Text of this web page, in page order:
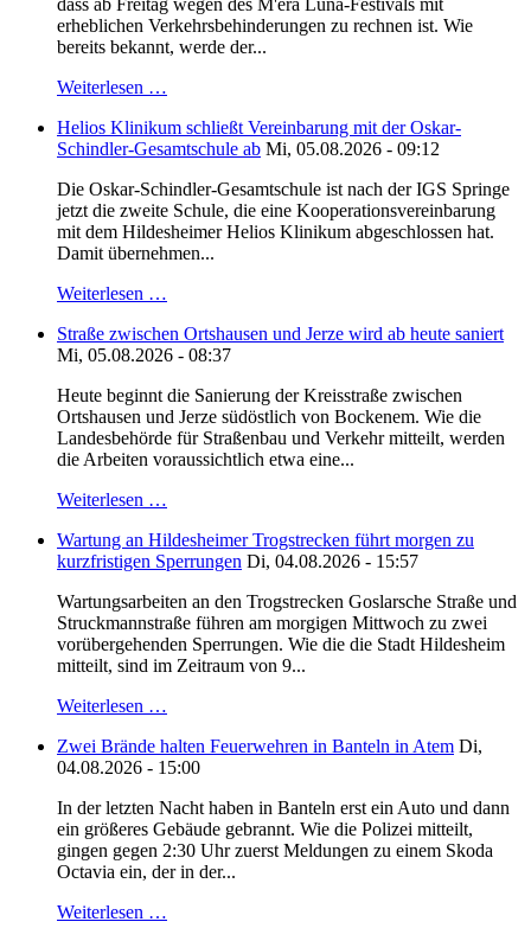
dass ab Freitag wegen des M'era Luna-Festivals mit
erheblichen Verkehrsbehinderungen zu rechnen ist. Wie
bereits bekannt, werde der...
Weiterlesen …
Helios Klinikum schließt Vereinbarung mit der Oskar-
Schindler-Gesamtschule ab Mi, 05.08.2026 - 09:12
Die Oskar-Schindler-Gesamtschule ist nach der IGS Springe
jetzt die zweite Schule, die eine Kooperationsvereinbarung
mit dem Hildesheimer Helios Klinikum abgeschlossen hat.
Damit übernehmen...
Weiterlesen …
Straße zwischen Ortshausen und Jerze wird ab heute saniert
Mi, 05.08.2026 - 08:37
Heute beginnt die Sanierung der Kreisstraße zwischen
Ortshausen und Jerze südöstlich von Bockenem. Wie die
Landesbehörde für Straßenbau und Verkehr mitteilt, werden
die Arbeiten voraussichtlich etwa eine...
Weiterlesen …
Wartung an Hildesheimer Trogstrecken führt morgen zu
kurzfristigen Sperrungen Di, 04.08.2026 - 15:57
Wartungsarbeiten an den Trogstrecken Goslarsche Straße und
Struckmannstraße führen am morgigen Mittwoch zu zwei
vorübergehenden Sperrungen. Wie die die Stadt Hildesheim
mitteilt, sind im Zeitraum von 9...
Weiterlesen …
Zwei Brände halten Feuerwehren in Banteln in Atem Di,
04.08.2026 - 15:00
In der letzten Nacht haben in Banteln erst ein Auto und dann
ein größeres Gebäude gebrannt. Wie die Polizei mitteilt,
gingen gegen 2:30 Uhr zuerst Meldungen zu einem Skoda
Octavia ein, der in der...
Weiterlesen …